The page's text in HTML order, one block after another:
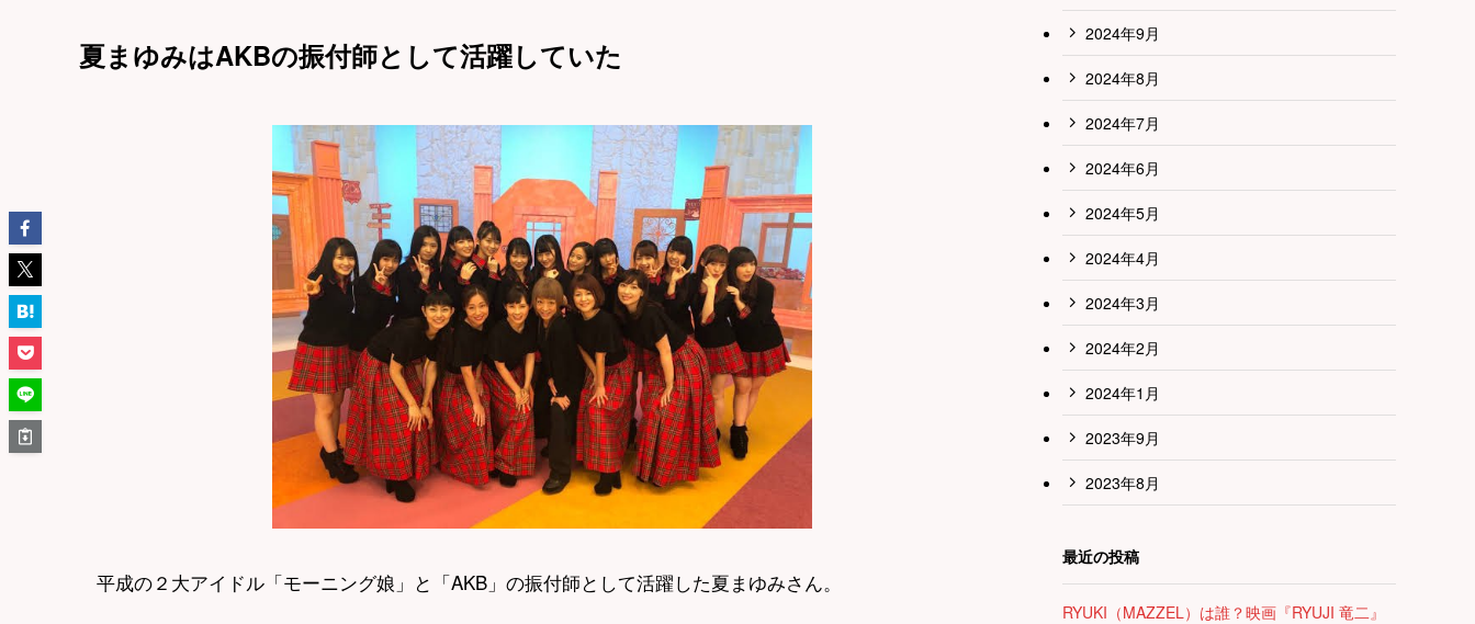
夏まゆみはAKBの振付師として活躍していた
平成の２大アイドル「モーニング娘」と「AKB」の振付師として活躍した夏まゆみさん。
2024年9月
2024年8月
2024年7月
2024年6月
2024年5月
2024年4月
2024年3月
2024年2月
2024年1月
2023年9月
2023年8月
最近の投稿
RYUKI（MAZZEL）は誰？映画『RYUJI 竜二』